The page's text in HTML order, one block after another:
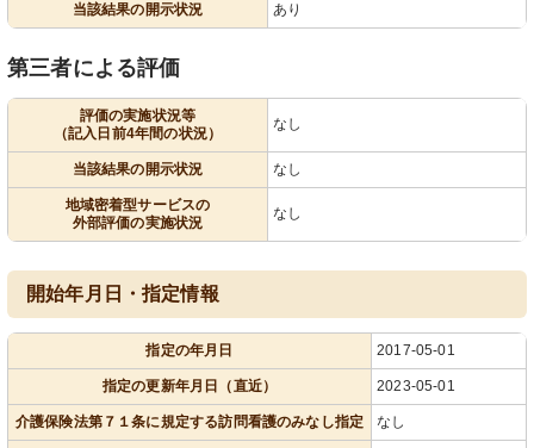
当該結果の開示状況 あり
第三者による評価
評価の実施状況等
（記入日前4年間の状況）
なし
当該結果の開示状況 なし
地域密着型サービスの
外部評価の実施状況
なし
開始年月日・指定情報
指定の年月日 2017-05-01
指定の更新年月日（直近） 2023-05-01
介護保険法第７１条に規定する訪問看護のみなし指定 なし